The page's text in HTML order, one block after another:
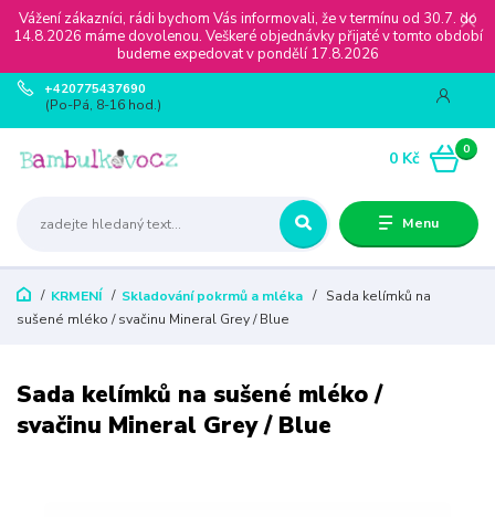
Vážení zákazníci, rádi bychom Vás informovali, že v termínu od 30.7. do
14.8.2026 máme dovolenou. Veškeré objednávky přijaté v tomto období
budeme expedovat v pondělí 17.8.2026
Menu
+420775437690
(Po-Pá, 8-16 hod.)
0
0 Kč
KRMENÍ Skladování pokrmů a mléka
Sada kelímků na
sušené mléko / svačinu Mineral Grey / Blue
Sada kelímků na sušené mléko /
svačinu Mineral Grey / Blue